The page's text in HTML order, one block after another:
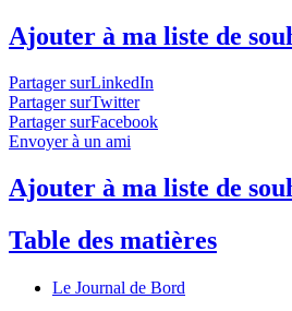
Ajouter à ma liste de
Partager surLinkedIn
Partager surTwitter
Partager surFacebook
Envoyer à un ami
Ajouter à ma liste de
Table des matières
Le Journal de Bord